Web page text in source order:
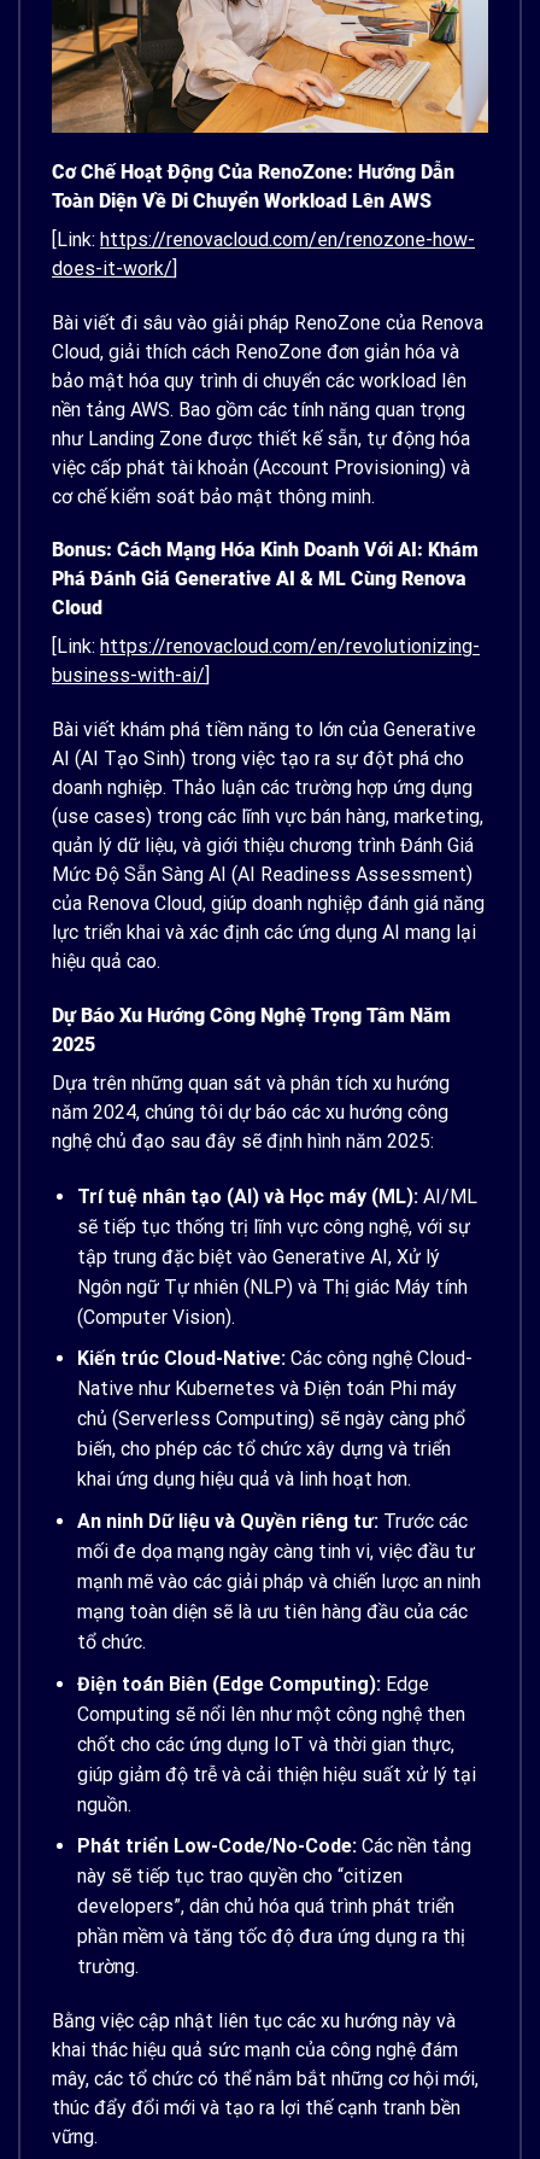
Cơ Chế Hoạt Động Của RenoZone: Hướng Dẫn
Toàn Diện Về Di Chuyển Workload Lên AWS
[Link: https://renovacloud.com/en/renozone-how-
does-it-work/]
Bài viết đi sâu vào giải pháp RenoZone của Renova
Cloud, giải thích cách RenoZone đơn giản hóa và
bảo mật hóa quy trình di chuyển các workload lên
nền tảng AWS. Bao gồm các tính năng quan trọng
như Landing Zone được thiết kế sẵn, tự động hóa
việc cấp phát tài khoản (Account Provisioning) và
cơ chế kiểm soát bảo mật thông minh.
Bonus: Cách Mạng Hóa Kinh Doanh Với AI: Khám
Phá Đánh Giá Generative AI & ML Cùng Renova
Cloud
[Link: https://renovacloud.com/en/revolutionizing-
business-with-ai/
Bài viết khám phá tiềm năng to lớn của Generative
AI (AI Tạo Sinh) trong việc tạo ra sự đột phá cho
doanh nghiệp. Thảo luận các trường hợp ứng dụng
(use cases) trong các lĩnh vực bán hàng, marketing,
quản lý dữ liệu, và giới thiệu chương trình Đánh Giá
Mức Độ Sẵn Sàng AI (AI Readiness Assessment)
của Renova Cloud, giúp doanh nghiệp đánh giá năng
lực triển khai và xác định các ứng dụng AI mang lại
hiệu quả cao.
Dự Báo Xu Hướng Công Nghệ Trọng Tâm Năm
2025
Dựa trên những quan sát và phân tích xu hướng
năm 2024, chúng tôi dự báo các xu hướng công
nghệ chủ đạo sau đây sẽ định hình năm 2025:
Trí tuệ nhân tạo (AI) và Học máy (ML):AI/ML
sẽ tiếp tục thống trị lĩnh vực công nghệ, với sự
tập trung đặc biệt vào Generative AI, Xử lý
Ngôn ngữ Tự nhiên (NLP) và Thị giác Máy tính
(Computer Vision).
Kiến trúc Cloud-Native:Các công nghệ Cloud-
Native như Kubernetes và Điện toán Phi máy
chủ (Serverless Computing) sẽ ngày càng phổ
biến, cho phép các tổ chức xây dựng và triển
khai ứng dụng hiệu quả và linh hoạt hơn.
An ninh Dữ liệu và Quyền riêng tư:Trước các
mối đe dọa mạng ngày càng tinh vi, việc đầu tư
mạnh mẽ vào các giải pháp và chiến lược an ninh
mạng toàn diện sẽ là ưu tiên hàng đầu của các
tổ chức.
Điện toán Biên (Edge Computing):Edge
Computing sẽ nổi lên như một công nghệ then
chốt cho các ứng dụng IoT và thời gian thực,
giúp giảm độ trễ và cải thiện hiệu suất xử lý tại
nguồn.
Phát triển Low-Code/No-Code:Các nền tảng
này sẽ tiếp tục trao quyền cho “citizen
developers”, dân chủ hóa quá trình phát triển
phần mềm và tăng tốc độ đưa ứng dụng ra thị
trường.
Bằng việc cập nhật liên tục các xu hướng này và
khai thác hiệu quả sức mạnh của công nghệ đám
mây, các tổ chức có thể nắm bắt những cơ hội mới,
thúc đẩy đổi mới và tạo ra lợi thế cạnh tranh bền
vững.